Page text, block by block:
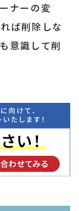
ナーの変
ば削除しな
意識して削